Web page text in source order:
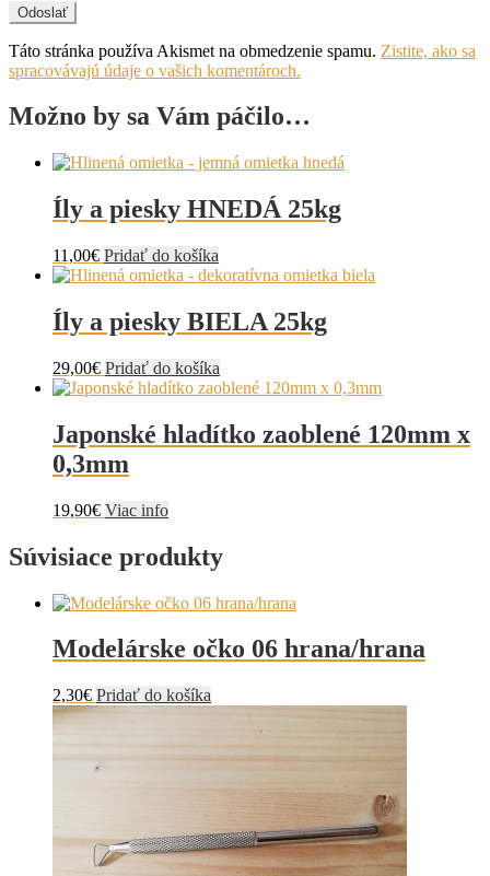
Táto stránka používa Akismet na obmedzenie spamu. Zistite, ako sa
spracovávajú údaje o vašich komentároch.
Možno by sa Vám páčilo…
Íly a piesky HNEDÁ 25kg
11,00€ Pridať do košíka
Íly a piesky BIELA 25kg
29,00€ Pridať do košíka
Japonské hladítko zaoblené 120mm x
0,3mm
19,90€ Viac info
Súvisiace produkty
Modelárske očko 06 hrana/hrana
2,30€ Pridať do košíka